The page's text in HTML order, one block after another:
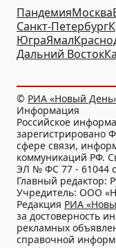
ПандемияМосква
Санкт-Петербург
ЮграЯмал
Дальний Восток
© РИА «Новый
Информация
Российское
зарегистрировано
сфере связи,
коммуникаций РФ.
ЭЛ № ФС 77 - 61044
Главный редактор:
Учредитель: ООО
Редакция РИА
за достоверность
рекламных
справочной